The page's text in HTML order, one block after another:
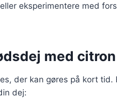
eksperimentere med
med
der kan gøres på kort
dej: